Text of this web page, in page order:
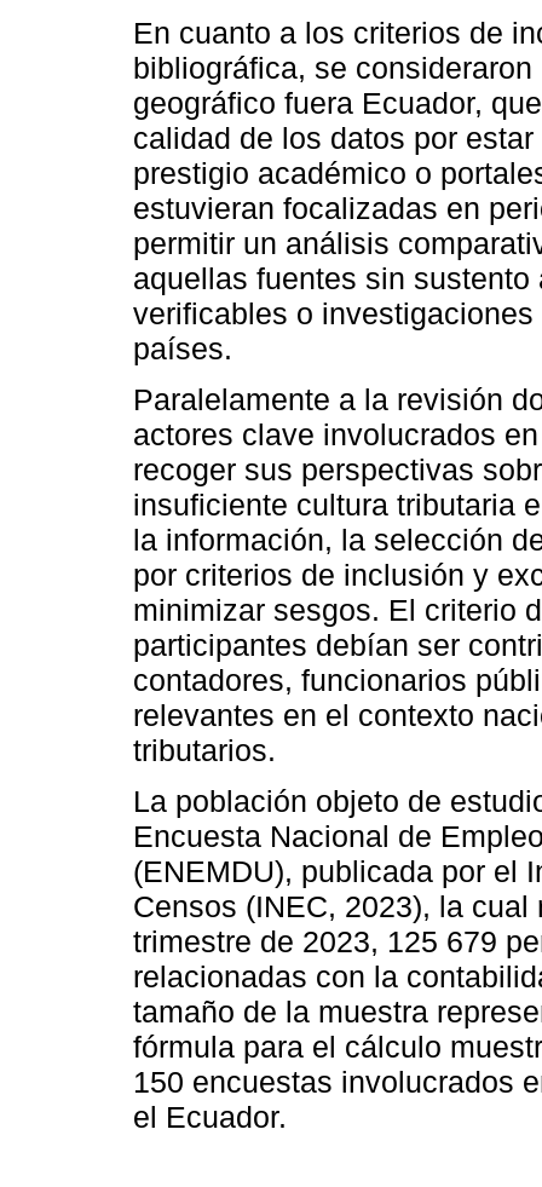
En cuanto a los criterios de
bibliográfica, se
geográfico fuera Ecuador,
calidad de los datos por
prestigio académico o
estuvieran focalizadas en
permitir un análisis
aquellas fuentes sin
verificables o
países.
Paralelamente a la revisión
actores clave involucrados
recoger sus perspectivas
insuficiente cultura tributaria
la información, la selección
por criterios de inclusión y
minimizar sesgos. El criterio
participantes debían ser
contadores, funcionarios
relevantes en el contexto
tributarios.
La población objeto de
Encuesta Nacional de
(ENEMDU), publicada por el
Censos (INEC, 2023), la
trimestre de 2023, 125 679
relacionadas con la
tamaño de la muestra
fórmula para el cálculo
150 encuestas involucrados
el Ecuador.